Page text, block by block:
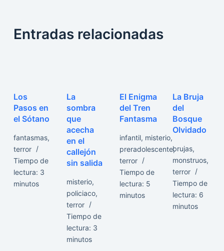
Entradas relacionadas
Los
Pasos en
el Sótano
fantasmas,
terror
Tiempo de
lectura: 3
minutos
La
sombra
que
acecha
en el
callejón
sin salida
misterio,
policiaco,
terror
Tiempo de
lectura: 3
minutos
El Enigma
del Tren
Fantasma
infantil, misterio,
preradolescente,
terror
Tiempo de
lectura: 5
minutos
La Bruja
del
Bosque
Olvidado
brujas,
monstruos,
terror
Tiempo de
lectura: 6
minutos